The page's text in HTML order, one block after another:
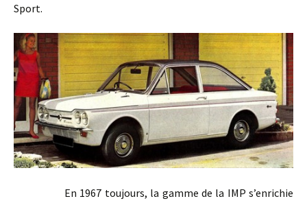
Sport.
En 1967 toujours, la gamme de la IMP s’enrichie